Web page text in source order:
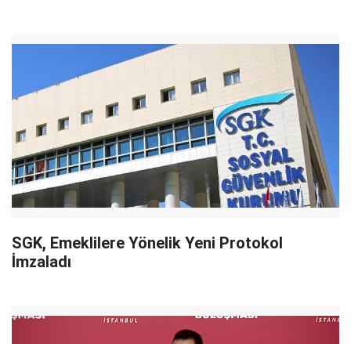
SGK, Emeklilere Yönelik Yeni Protokol
İmzaladı